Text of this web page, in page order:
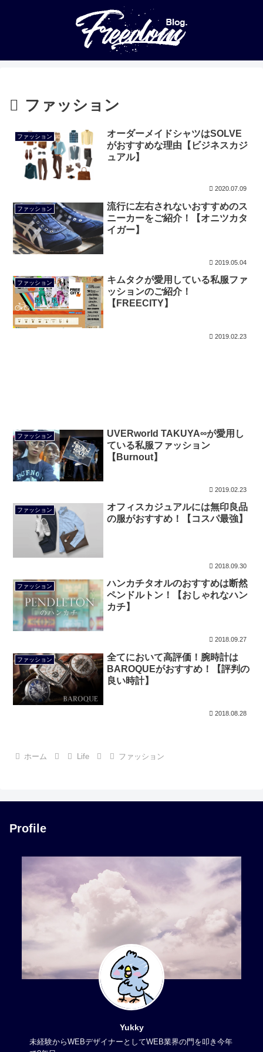
ファッション
ファッション
オーダーメイドシャツはSOLVE
がおすすめな理由【ビジネスカジ
ュアル】
2020.07.09
ファッション
流行に左右されないおすすめのス
ニーカーをご紹介！【オニツカタ
イガー】
2019.05.04
ファッション
キムタクが愛用している私服ファ
ッションのご紹介！
【FREECITY】
2019.02.23
ファッション
UVERworld TAKUYA∞が愛用し
ている私服ファッション
【Burnout】
2019.02.23
ファッション
オフィスカジュアルには無印良品
の服がおすすめ！【コスパ最強】
2018.09.30
ファッション
ハンカチタオルのおすすめは断然
ペンドルトン！【おしゃれなハン
カチ】
2018.09.27
ファッション
全てにおいて高評価！腕時計は
BAROQUEがおすすめ！【評判の
良い時計】
2018.08.28
ホーム Life ファッション
Profile
Yukky
未経験からWEBデザイナーとしてWEB業界の門を叩き今年